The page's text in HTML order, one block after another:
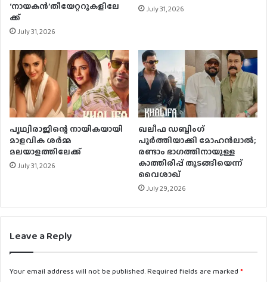
‘നായകന്‍’തീയേറ്ററുകളിലേ
ക്ക്
July 31, 2026
July 31, 2026
പൃഥ്വിരാജിന്റെ നായികയായി
മാളവിക ശര്‍മ്മ
മലയാളത്തിലേക്ക്
July 31, 2026
ഖലീഫ ഡബ്ബിംഗ്
പൂർത്തിയാക്കി മോഹൻലാൽ;
രണ്ടാം ഭാഗത്തിനായുള്ള
കാത്തിരിപ്പ് തുടങ്ങിയെന്ന്
വൈശാഖ്
July 29, 2026
Leave a Reply
Your email address will not be published.Required fields are marked *